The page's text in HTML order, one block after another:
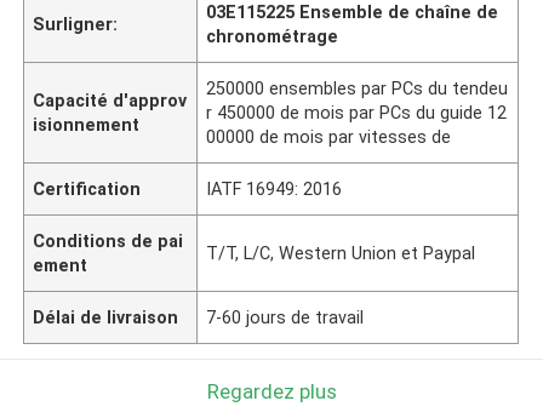
Surligner:
03E115225 Ensemble de chaîne de
chronométrage
Capacité d'approv
isionnement
250000 ensembles par PCs du tendeu
r 450000 de mois par PCs du guide 12
00000 de mois par vitesses de
Certification IATF 16949: 2016
Conditions de pai
ement
T/T, L/C, Western Union et Paypal
Délai de livraison 7-60 jours de travail
Regardez plus